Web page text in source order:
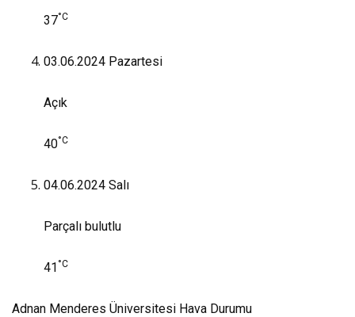
37°C
03.06.2024 Pazartesi
Açık
40°C
04.06.2024 Salı
Parçalı bulutlu
41 °C
Adnan Menderes Üniversitesi Hava Durumu